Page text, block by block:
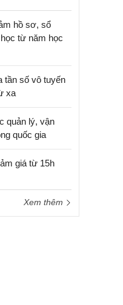
hồ sơ, sổ
từ năm học
tần số vô tuyến
xa
quản lý, vận
quốc gia
giá từ 15h
Xem thêm